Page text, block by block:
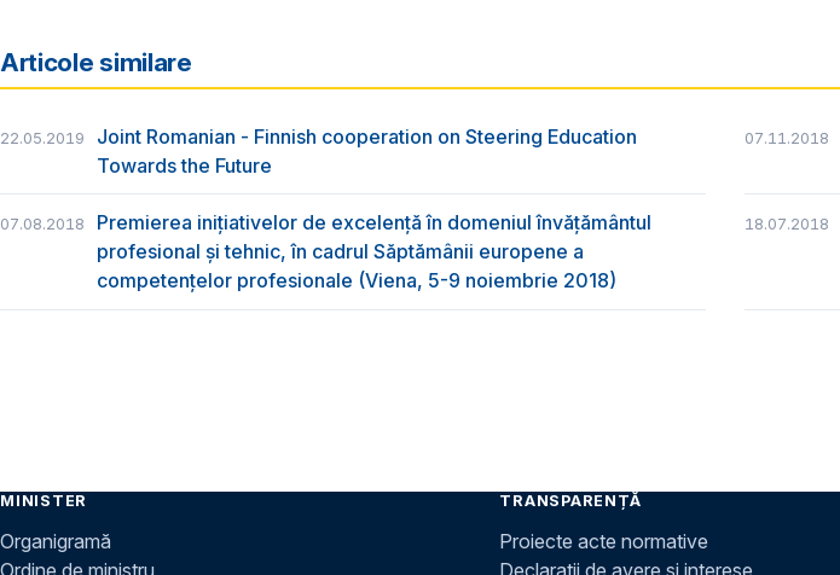
Articole similare
22.05.2019
Joint Romanian - Finnish cooperation on Steering Education
Towards the Future
07.11.2018
07.08.2018
Premierea inițiativelor de excelență în domeniul învățământul
profesional și tehnic, în cadrul Săptămânii europene a
competențelor profesionale (Viena, 5-9 noiembrie 2018)
18.07.2018
MINISTER
Organigramă
TRANSPARENȚĂ
Proiecte acte normative